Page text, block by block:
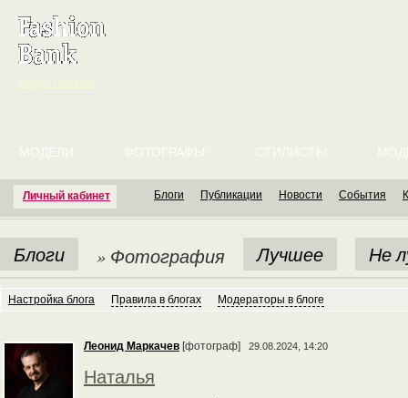
Личный кабинет
МОДЕЛИ ФОТОГРАФЫ СТИЛИСТЫ
Блоги Публикации Новости События
Блоги » Фотография Лучшее Не
Настройка блога Правила в блогах Модераторы в блоге
Леонид Маркачев [фотограф] 29.08.2024, 14:20
Наталья